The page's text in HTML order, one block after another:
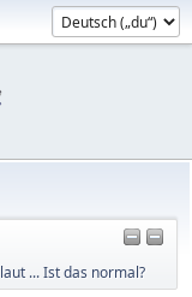
... Ist das normal?